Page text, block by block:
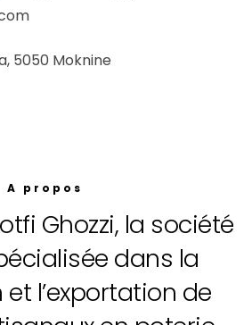
5050 Moknine
A propos
Ghozzi, la société
dans la
l’exportation de